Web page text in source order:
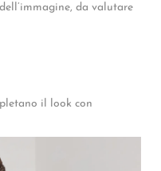
da valutare
il look con